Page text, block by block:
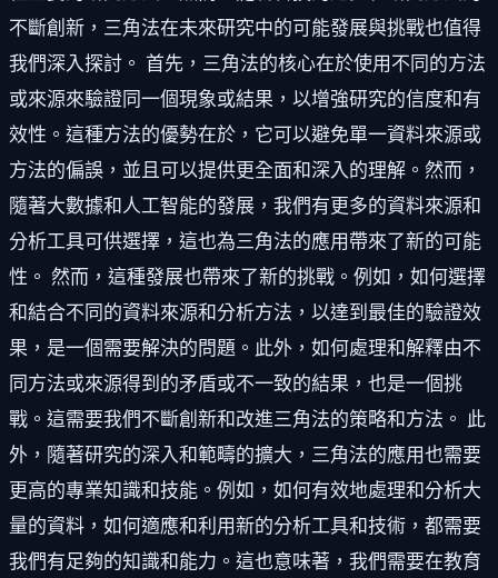
不斷創新，三角法在未來研究中的可能發展與挑戰也值得
我們深入探討。 首先，三角法的核心在於使用不同的方法
或來源來驗證同一個現象或結果，以增強研究的信度和有
效性。這種方法的優勢在於，它可以避免單一資料來源或
方法的偏誤，並且可以提供更全面和深入的理解。然而，
隨著大數據和人工智能的發展，我們有更多的資料來源和
分析工具可供選擇，這也為三角法的應用帶來了新的可能
性。 然而，這種發展也帶來了新的挑戰。例如，如何選擇
和結合不同的資料來源和分析方法，以達到最佳的驗證效
果，是一個需要解決的問題。此外，如何處理和解釋由不
同方法或來源得到的矛盾或不一致的結果，也是一個挑
戰。這需要我們不斷創新和改進三角法的策略和方法。 此
外，隨著研究的深入和範疇的擴大，三角法的應用也需要
更高的專業知識和技能。例如，如何有效地處理和分析大
量的資料，如何適應和利用新的分析工具和技術，都需要
我們有足夠的知識和能力。這也意味著，我們需要在教育